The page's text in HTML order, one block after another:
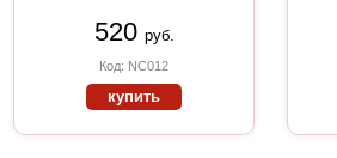
520 руб.
Код: NC012
купить